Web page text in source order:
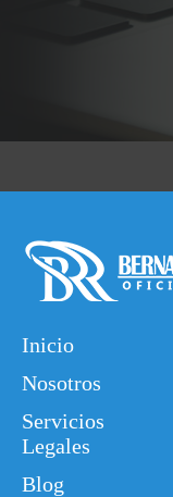
Inicio
Nosotros
Servicios
Legales
Blog